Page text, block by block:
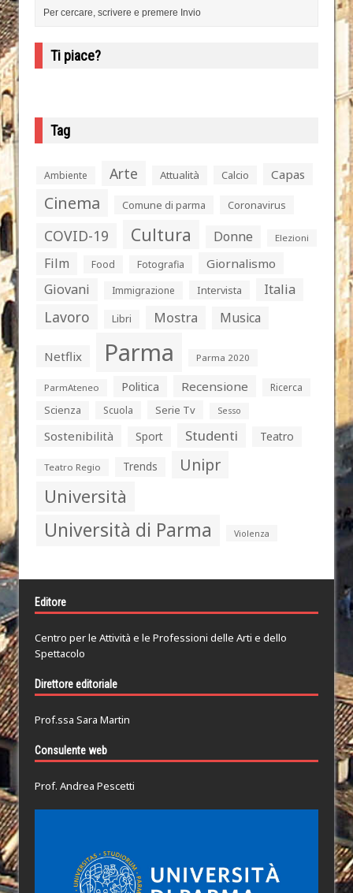
Ti piace?
Tag
Ambiente Arte Attualità Calcio Capas
Cinema Comune di parma Coronavirus
COVID-19 Cultura Donne Elezioni
Film Food Fotografia Giornalismo
Giovani Immigrazione Intervista Italia
Lavoro Libri Mostra Musica
Netflix Parma Parma 2020
ParmAteneo Politica Recensione
Ricerca
Scienza
Scuola Serie Tv Sesso
Sostenibilità Sport Studenti Teatro
Teatro Regio Trends Unipr
Università
Università di Parma Violenza
Editore
Centro per le Attività e le Professioni delle Arti e dello
Spettacolo
Direttore editoriale
Prof.ssa Sara Martin
Consulente web
Prof. Andrea Pescetti